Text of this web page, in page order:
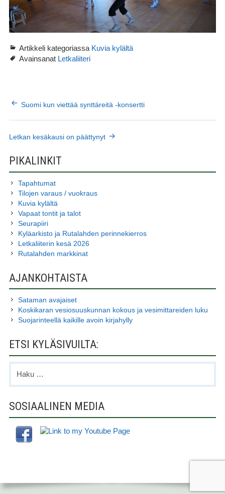
Artikkeli kategoriassa Kuvia kylältä
Avainsanat Letkaliiteri
Suomi kun viettää synttäreitä -konsertti
Letkan kesäkausi on päättynyt
SIVUPALKKI
PIKALINKIT
Tapahtumat
Tilojen varaus / vuokraus
Kuvia kylältä
Vapaat tontit ja talot
Seurapiiri
Kyläarkisto ja Rutalahden perinnekierros
Letkaliiterin kesä 2026
Rutalahden markkinat
AJANKOHTAISTA
Sataman avajaiset
Koskikaran vesiosuuskunnan kokous ja vesimittareiden luku
Suojarinteellä kaikille avoin kirjahylly
ETSI KYLÄSIVUILTA:
Haku:
SOSIAALINEN MEDIA
ALAPALKIN